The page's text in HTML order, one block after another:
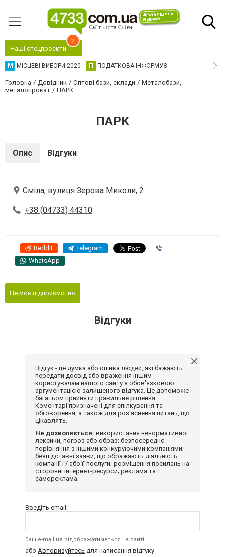
Наші спецпроєкти
2
М МІСЦЕВІ ВИБОРИ 2020 П ПОДАТКОВА ІНФОРМУЄ
Головна Довідник Оптові бази, склади
Металобази,
металопрокат
ПАРК
ПАРК
Опис Відгуки
Сміла, вулиця Зерова Миколи, 2
+38 (04733) 44310
Reddit Telegram
WhatsApp
Це моє підприємство
Відгуки
Відгук - це думка або оцінка людей, які бажають
передати досвід або враження іншим
користувачам нашого сайту з обов'язковою
аргументацією залишеного відгука. Це допоможе
багатьом прийняти правильне рішення.
Коментарі призначені для спілкування та
обговорення, а також для роз'яснення питань, що
цікавлять.
Не дозволяється: використання ненормативної
лексики, погроз або образ; безпосереднє
порівняння з іншими конкуруючими компаніями;
безпідставні заяви, що ображають діяльність
компанії і / або її послуги; розміщення посилань на
сторонні інтернет-ресурси; реклама та
самореклама.
Введіть email:
Ваш e-mail не відображатиметься на сайті
або Авторизуйтесь для написання відгуку